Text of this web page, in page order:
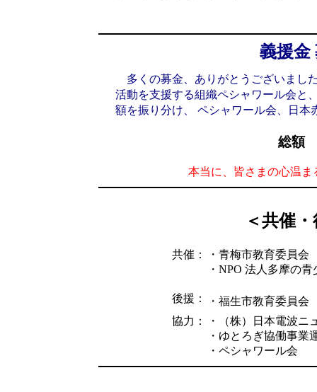
義援金
多くの募金、ありがとうございまし
活動を支援する組織ペシャワール会と
額を振り分け、 ペシャワール会、日本
総額
本当に、皆さまの心温
＜共催
共催：
・青梅市教育委員
・NPO 法人多摩の
後援：
・福生市教育委員
協力：
・（株）日本電波
・ゆとろぎ協働事業
・ペシャワール会